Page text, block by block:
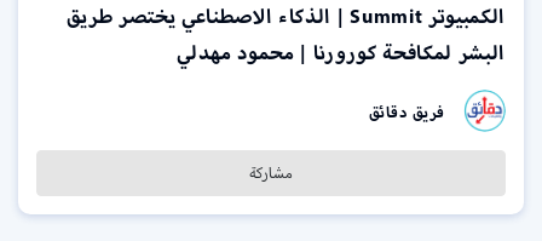
الكمبيوتر Summit | الذكاء الاصطناعي يختصر طريق
البشر لمكافحة كورورنا | محمود مهدلي
فريق دقائق
مشاركة